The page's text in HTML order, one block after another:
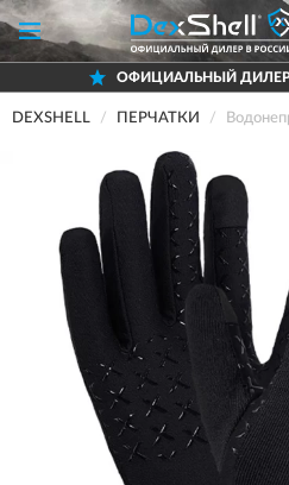
ОФИЦИАЛЬНЫЙ
DEXSHELL ПЕРЧАТКИ